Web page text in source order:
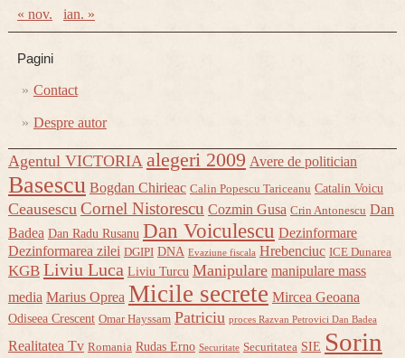
« nov. ian. »
Pagini
Contact
Despre autor
Agentul VICTORIA alegeri 2009 Avere de politician
Basescu Bogdan Chirieac Calin Popescu Tariceanu Catalin Voicu
Ceausescu Cornel Nistorescu Cozmin Gusa Crin Antonescu Dan
Badea Dan Radu Rusanu Dan Voiculescu Dezinformare
Dezinformarea zilei DGIPI DNA Evaziune fiscala Hrebenciuc ICE Dunarea
KGB Liviu Luca Liviu Turcu Manipulare manipulare mass
media Marius Oprea Micile secrete Mircea Geoana
Odiseea Crescent Omar Hayssam Patriciu proces Razvan Petrovici Dan Badea
Realitatea Tv Romania Rudas Erno Securitate Securitatea SIE Sorin